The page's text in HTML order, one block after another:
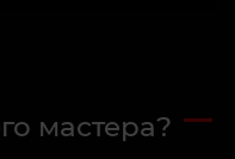
мастера?